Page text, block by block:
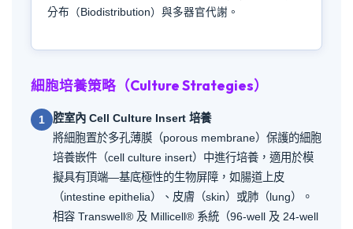
分布（Biodistribution）與多器官代謝。
細胞培養策略（Culture Strategies）
1
腔室內 Cell Culture Insert 培養
將細胞置於多孔薄膜（porous membrane）保護的細胞
培養嵌件（cell culture insert）中進行培養，適用於模
擬具有頂端—基底極性的生物屏障，如腸道上皮
（intestine epithelia）、皮膚（skin）或肺（lung）。
相容 Transwell® 及 Millicell® 系統（96-well 及 24-well